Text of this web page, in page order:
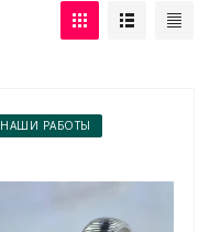
НАШИ РАБОТЫ